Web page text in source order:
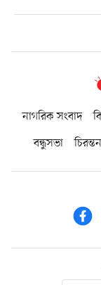
নাগরিক সংবাদ
বন্ধুসভা